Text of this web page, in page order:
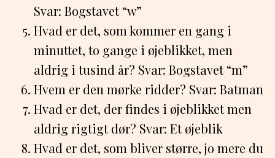
Svar: Bogstavet “w”
Hvad er det, som kommer en gang i
minuttet, to gange i øjeblikket, men
aldrig i tusind år? Svar: Bogstavet “m”
Hvem er den mørke ridder? Svar: Batman
Hvad er det, der findes i øjeblikket men
aldrig rigtigt dør? Svar: Et øjeblik
Hvad er det, som bliver større, jo mere du